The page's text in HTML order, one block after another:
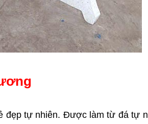
đẹp tự nhiên. Được làm từ đá tự